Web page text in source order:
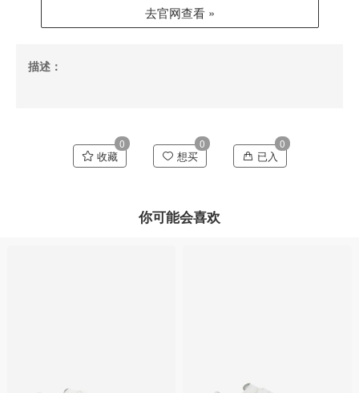
去官网查看 »
描述：
收藏
0
想买
0
已入
0
你可能会喜欢